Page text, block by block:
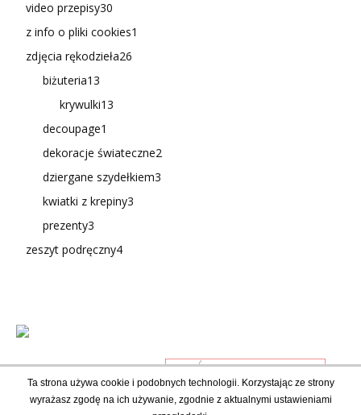
video przepisy30
z info o pliki cookies1
zdjęcia rękodzieła26
biżuteria13
krywulki13
decoupage1
dekoracje świateczne2
dziergane szydełkiem3
kwiatki z krepiny3
prezenty3
zeszyt podręczny4
Ta strona używa cookie i podobnych technologii. Korzystając ze strony
wyrażasz zgodę na ich używanie, zgodnie z aktualnymi ustawieniami